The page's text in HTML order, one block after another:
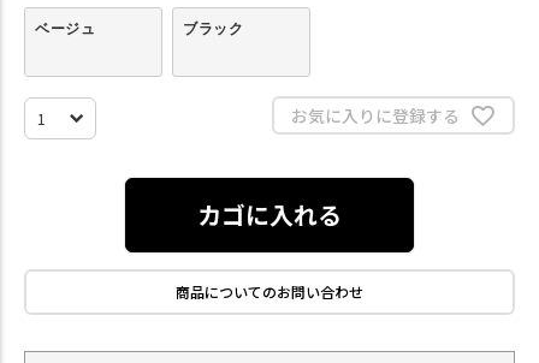
ベージュ ブラック
お気に入りに登録する
カゴに入れる
商品についてのお問い合わせ